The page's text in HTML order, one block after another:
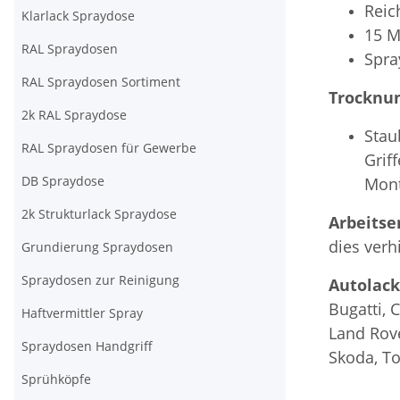
15
dies
Bugatti,
Land
Skoda,
Klarlack Spraydose
RAL Spraydosen
RAL Spraydosen Sortiment
2k RAL Spraydose
RAL Spraydosen für Gewerbe
DB Spraydose
2k Strukturlack Spraydose
Grundierung Spraydosen
Spraydosen zur Reinigung
Haftvermittler Spray
Spraydosen Handgriff
Sprühköpfe